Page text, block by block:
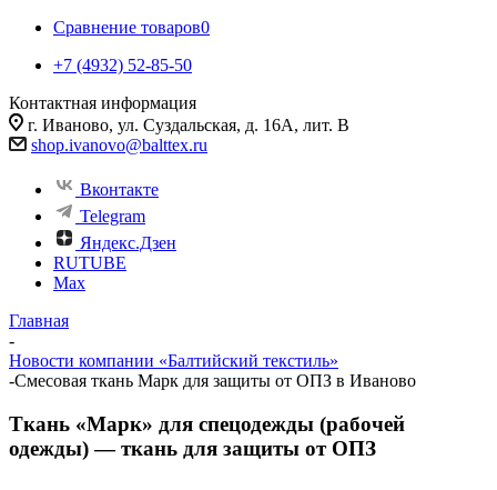
Сравнение товаров0
+7 (4932) 52-85-50
Контактная информация
г. Иваново, ул. Суздальская, д. 16А, лит. В
shop.ivanovo@balttex.ru
Вконтакте
Telegram
Яндекс.Дзен
RUTUBE
Max
Главная
-
Новости компании «Балтийский текстиль»
-Смесовая ткань Марк для защиты от ОПЗ в Иваново
Ткань «Марк» для спецодежды (рабочей
одежды) — ткань для защиты от ОПЗ